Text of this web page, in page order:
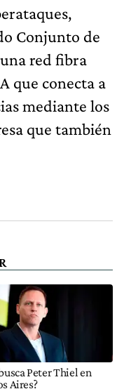
Conjunto de
red fibra
que conecta a
mediante los
que también
Peter Thiel en
Aires?